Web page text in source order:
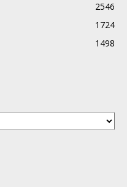
2546
1724
1498